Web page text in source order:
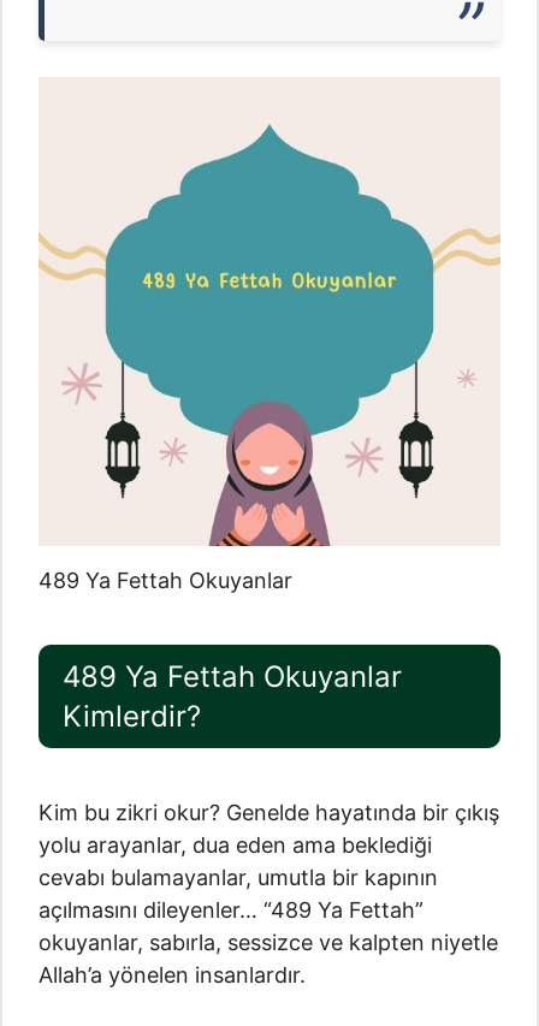
489 Ya Fettah Okuyanlar
489 Ya Fettah Okuyanlar
Kimlerdir?
Kim bu zikri okur? Genelde hayatında bir çıkış
yolu arayanlar, dua eden ama beklediği
cevabı bulamayanlar, umutla bir kapının
açılmasını dileyenler… “489 Ya Fettah”
okuyanlar, sabırla, sessizce ve kalpten niyetle
Allah’a yönelen insanlardır.